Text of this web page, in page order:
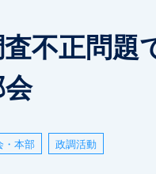
不正問題
・本部 政調活動